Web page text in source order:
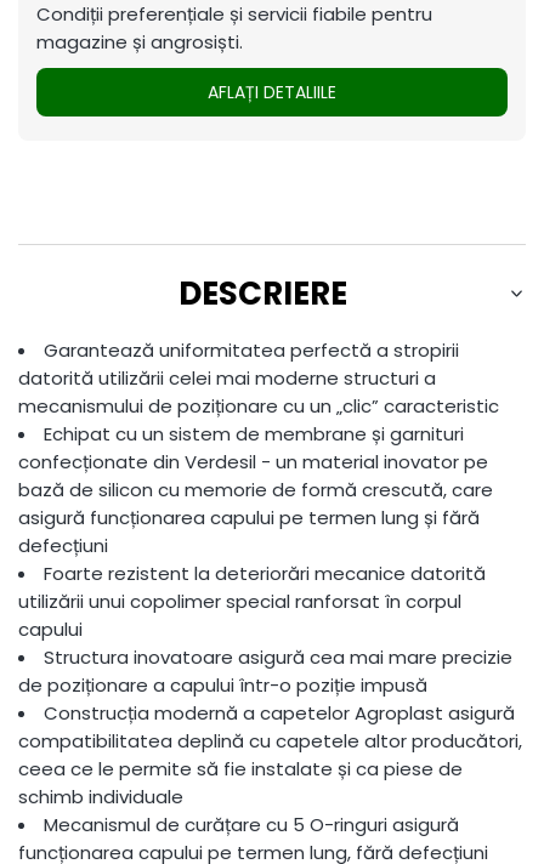
Condiții preferențiale și servicii fiabile pentru
magazine și angrosiști.
AFLAȚI DETALIILE
DESCRIERE
Garantează uniformitatea perfectă a stropirii
datorită utilizării celei mai moderne structuri a
mecanismului de poziționare cu un „clic” caracteristic
Echipat cu un sistem de membrane și garnituri
confecționate din Verdesil - un material inovator pe
bază de silicon cu memorie de formă crescută, care
asigură funcționarea capului pe termen lung și fără
defecțiuni
Foarte rezistent la deteriorări mecanice datorită
utilizării unui copolimer special ranforsat în corpul
capului
Structura inovatoare asigură cea mai mare precizie
de poziționare a capului într-o poziție impusă
Construcția modernă a capetelor Agroplast asigură
compatibilitatea deplină cu capetele altor producători,
ceea ce le permite să fie instalate și ca piese de
schimb individuale
Mecanismul de curățare cu 5 O-ringuri asigură
funcționarea capului pe termen lung, fără defecțiuni